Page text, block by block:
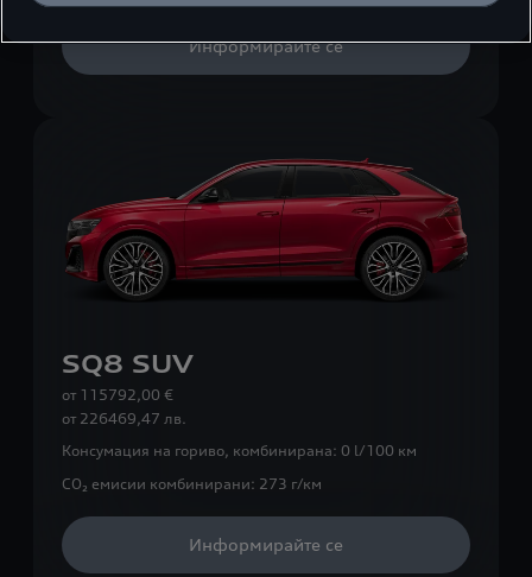
Информирайте се
SQ8 SUV
от 115792,00 €
от 226469,47 лв.
Консумация на гориво, комбинирана: 0 l/100 км
CO₂ емисии комбинирани: 273 г/км
Информирайте се